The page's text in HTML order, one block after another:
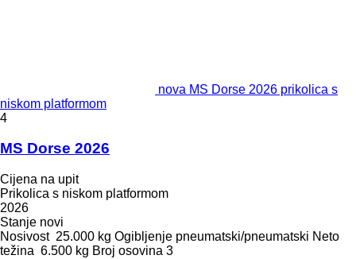
nova MS Dorse 2026 prikolica s
niskom platformom
4
MS Dorse 2026
Cijena na upit
Prikolica s niskom platformom
2026
Stanje novi
Nosivost 25.000 kg Ogibljenje pneumatski/pneumatski Neto
težina 6.500 kg Broj osovina 3